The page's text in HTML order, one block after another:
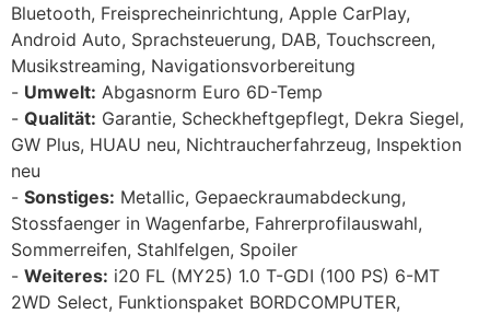
Bluetooth, Freisprecheinrichtung, Apple CarPlay,
Android Auto, Sprachsteuerung, DAB, Touchscreen,
Musikstreaming, Navigationsvorbereitung
Umwelt: Abgasnorm Euro 6D-Temp
Qualität: Garantie, Scheckheftgepflegt, Dekra Siegel,
GW Plus, HUAU neu, Nichtraucherfahrzeug, Inspektion
neu
Sonstiges: Metallic, Gepaeckraumabdeckung,
Stossfaenger in Wagenfarbe, Fahrerprofilauswahl,
Sommerreifen, Stahlfelgen, Spoiler
Weiteres: i20 FL (MY25) 1.0 T-GDI (100 PS) 6-MT
2WD Select, Funktionspaket BORDCOMPUTER,